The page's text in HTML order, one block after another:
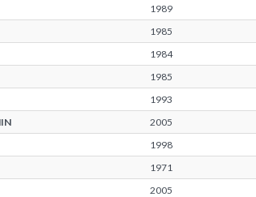
1989
1985
1984
1985
1993
2005
1998
1971
2005